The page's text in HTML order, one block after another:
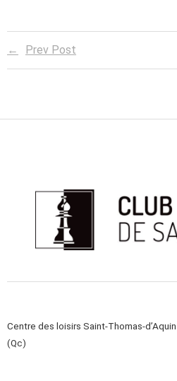
Prev Post
Centre des loisirs Saint-Thomas-
(Qc)